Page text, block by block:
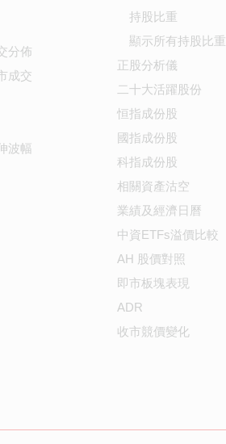
分佈
成交
波幅
持股比重
顯示所有持股比重
正股分析儀
二十大活躍股份
恒指成份股
國指成份股
科指成份股
相關資產沽空
業績及經濟日曆
中資ETFs溢價比較
AH 股價對照
即市板塊表現
ADR
收市競價變化